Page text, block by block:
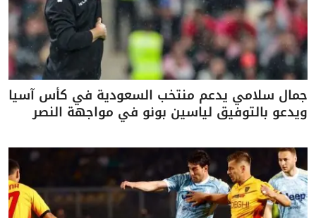
جمال سلامي يدعم منتخب السعودية في كأس آسيا
ويدعو بالتوفيق لياسين بونو في مواجهة النصر